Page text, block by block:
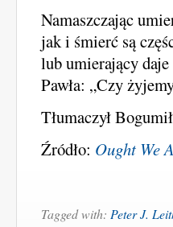
Namaszczając
jak i śmierć są
lub umierający daje
Pawła: „Czy
Tłumaczył
Źródło: Ought We
Tagged with: Peter J.